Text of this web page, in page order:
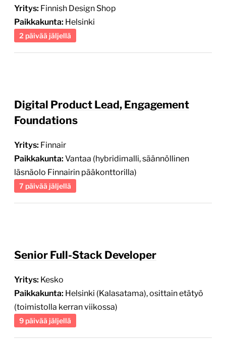
Yritys: Finnish Design Shop
Paikkakunta: Helsinki
2 päivää jäljellä
Digital Product Lead, Engagement
Foundations
Yritys: Finnair
Paikkakunta: Vantaa (hybridimalli, säännöllinen
läsnäolo Finnairin pääkonttorilla)
7 päivää jäljellä
Senior Full-Stack Developer
Yritys: Kesko
Paikkakunta: Helsinki (Kalasatama), osittain etätyö
(toimistolla kerran viikossa)
9 päivää jäljellä